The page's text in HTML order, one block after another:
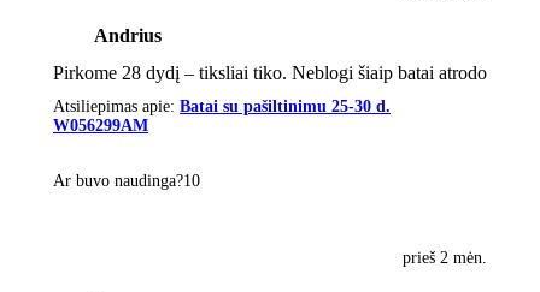
Andrius
Pirkome 28 dydį – tiksliai tiko. Neblogi šiaip batai atrodo
Atsiliepimas apie: Batai su pašiltinimu 25-30 d.
W056299AM
Ar buvo naudinga?10
prieš 2 mėn.